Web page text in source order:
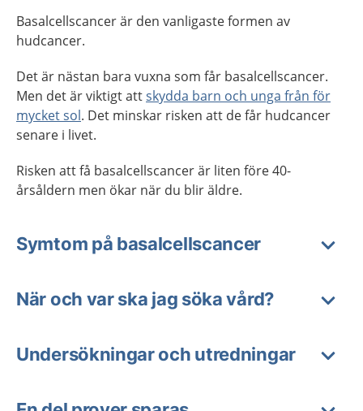
Basalcellscancer är den vanligaste formen av
hudcancer.
Det är nästan bara vuxna som får basalcellscancer.
Men det är viktigt attskydda barn och unga från för
mycket sol. Det minskar risken att de får hudcancer
senare i livet.
Risken att få basalcellscancer är liten före 40-
årsåldern men ökar när du blir äldre.
Symtom på basalcellscancer
När och var ska jag söka vård?
Undersökningar och utredningar